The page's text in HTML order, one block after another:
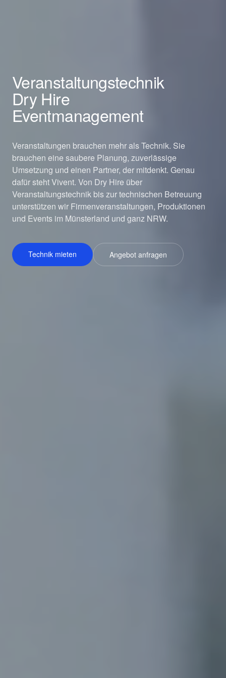
Veranstaltungstechnik
Dry Hire
Eventmanagement
Veranstaltungen brauchen mehr als Technik. Sie
brauchen eine saubere Planung, zuverlässige
Umsetzung und einen Partner, der mitdenkt. Genau
dafür steht Vivent. Von Dry Hire über
Veranstaltungstechnik bis zur technischen Betreuung
unterstützen wir Firmenveranstaltungen, Produktionen
und Events im Münsterland und ganz NRW.
Technik mieten Angebot anfragen